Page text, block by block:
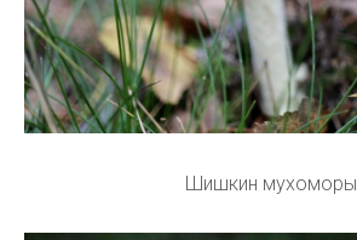
Шишкин мухоморы